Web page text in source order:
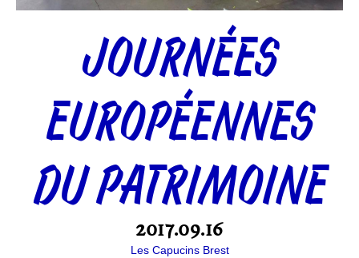
JOURNÉES
EUROPÉENNES
DU PATRIMOINE
2017.09.16
Les Capucins Brest